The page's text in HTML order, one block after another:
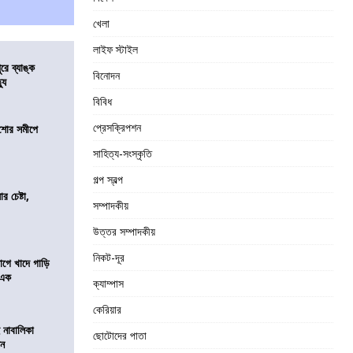
ব্যাঙ্ক
সমীপে
চেষ্টা,
খাদে গাড়ি
খেলা
লাইফ স্টাইল
বিনোদন
বিবিধ
প্রেসক্রিপশন
সাহিত্য-সংস্কৃতি
গল্প স্বল্প
সম্পাদকীয়
উত্তর সম্পাদকীয়
নিকট-দূর
ক্যাম্পাস
কেরিয়ার
ছোটোদের পাতা